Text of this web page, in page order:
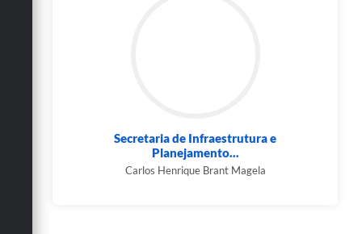
Secretaria de Infraestrutura e
Planejamento...
Carlos Henrique Brant Magela